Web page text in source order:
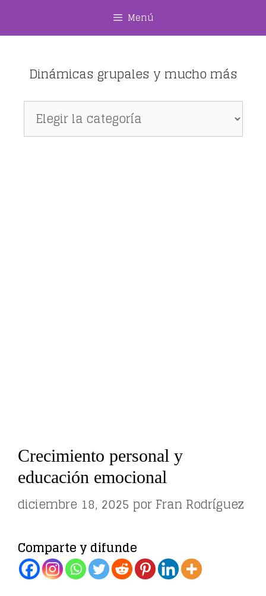
Menú
Dinámicas grupales y mucho más
Dinámicas
grupales
Crecimiento personal y
educación emocional
diciembre 18, 2025 porFran Rodríguez
Comparte y difunde